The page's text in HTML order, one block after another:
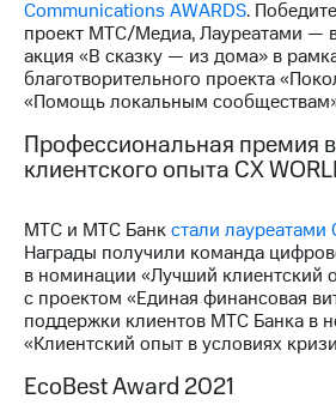
МТС
о технологиях
Достижения
Интервью
отчетность
Контакты
Новости
в
регионе
Communications AWARDS.
проект МТС/Медиа, Лауреатами —
акция «В сказку — из дома» в
благотворительного проекта
«Помощь локальным
Профессиональная премия
клиентского опыта СХ
МТС и МТС Банкстали лауреатами
Награды получили команда
в номинации «Лучший клиентский
с проектом «Единая финансовая
поддержки клиентов МТС Банка в
«Клиентский опыт в условиях
EcoBest Award 2021